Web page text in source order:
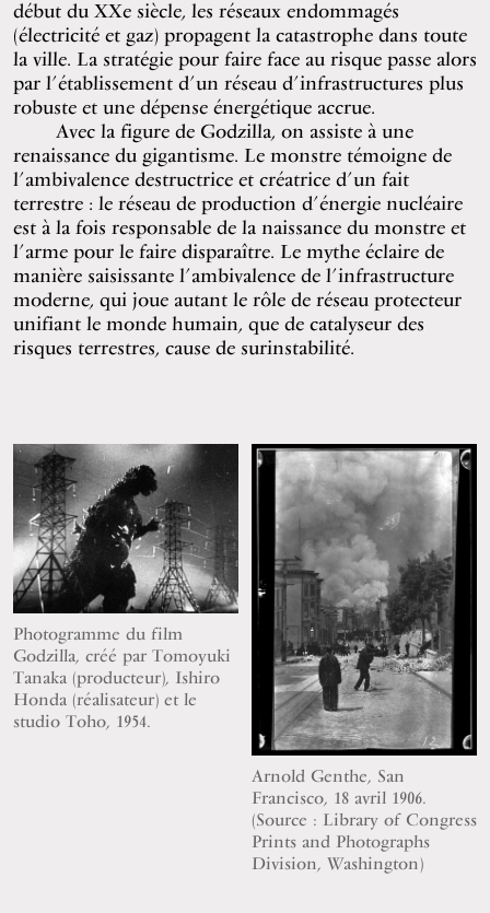
début du XXe siècle, les réseaux endommagés
(électricité et gaz) propagent la catastrophe dans toute
la ville. La stratégie pour faire face au risque passe alors
par l’établissement d’un réseau d’infrastructures plus
robuste et une dépense énergétique accrue.
Avec la figure de Godzilla, on assiste à une
renaissance du gigantisme. Le monstre témoigne de
l’ambivalence destructrice et créatrice d’un fait
terrestre : le réseau de production d’énergie nucléaire
est à la fois responsable de la naissance du monstre et
l’arme pour le faire disparaître. Le mythe éclaire de
manière saisissante l’ambivalence de l’infrastructure
moderne, qui joue autant le rôle de réseau protecteur
unifiant le monde humain, que de catalyseur des
risques terrestres, cause de surinstabilité.
Photogramme du film
Godzilla, créé par Tomoyuki
Tanaka (producteur), Ishiro
Honda (réalisateur) et le
studio Toho, 1954.
Arnold Genthe, San
Francisco, 18 avril 1906.
(Source : Library of Congress
Prints and Photographs
Division, Washington)